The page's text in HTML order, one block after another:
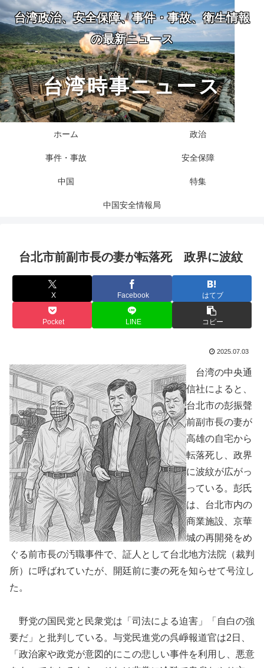
台湾政治、安全保障、事件・事故、衛生情報
の最新ニュース
台湾時事ニュース
ホーム 政治
事件・事故 安全保障
中国 特集
中国安全情報局
台北市前副市長の妻が転落死 政界に波紋
X Facebook はてブ
Pocket LINE コピー
2025.07.03
台湾の中央通
信社によると、
台北市の彭振聲
前副市長の妻が
高雄の自宅から
転落死し、政界
に波紋が広がっ
っている。彭氏
は、台北市内の
商業施設、京華
城の再開発をめ
ぐる前市長の汚職事件で、証人として台北地方法院（裁判
所）に呼ばれていたが、開廷前に妻の死を知らせて号泣し
た。
野党の国民党と民衆党は「司法による迫害」「自白の強
要だ」と批判している。与党民進党の呉崢報道官は2日、
「政治家や政党が意図的にこの悲しい事件を利用し、悪意